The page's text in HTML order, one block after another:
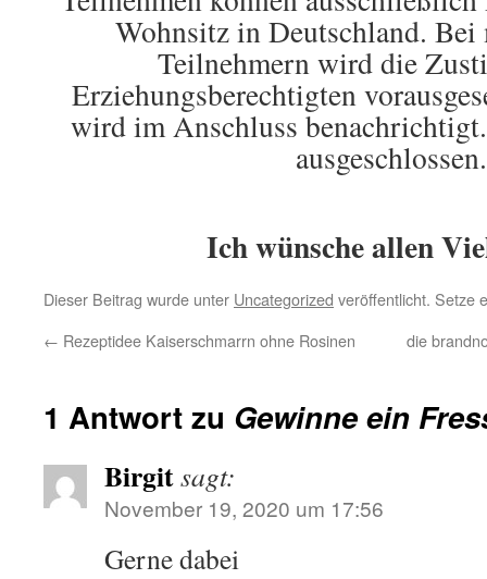
Wohnsitz in Deutschland.
Teilnehmern wird die
Erziehungsberechtigten
wird im Anschluss
ausgeschlossen.
Ich wünsche allen
Dieser Beitrag wurde unter Uncategorized veröffentlicht. Setze
← Rezeptidee Kaiserschmarrn ohne Rosinen die
1 Antwort zu Gewinne ein
Birgitsagt:
November 19, 2020 um 17:56
Gerne dabei